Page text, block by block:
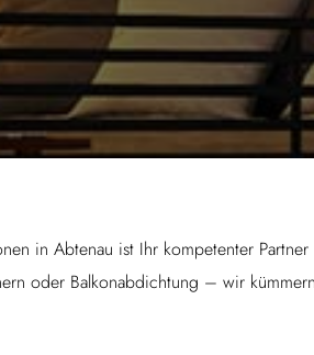
in Abtenau ist Ihr kompetenter
oder Balkonabdichtung – wir